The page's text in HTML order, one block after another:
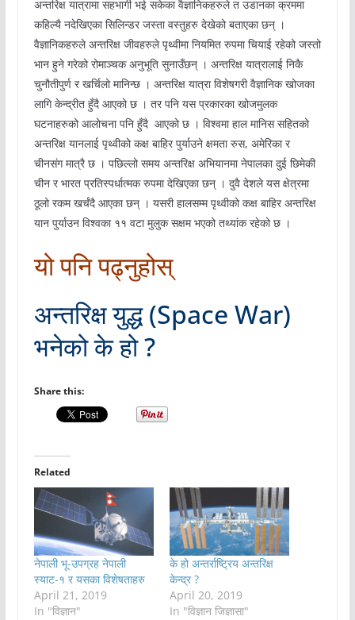
अन्तरिक्ष यात्रामा सहभागी भई सकेका वैज्ञानिकहरुले त उडानका क्रममा
कहिल्यै नदेखिएका सिलिन्डर जस्ता वस्तुहरु देखेको बताएका छन् ।
वैज्ञानिकहरुले अन्तरिक्ष जीवहरुले पृथ्वीमा नियमित रुपमा चियाई रहेको जस्तो
भान हुने गरेको रोमाञ्चक अनुभूति सुनाउँछन् । अन्तरिक्ष यात्रालाई निकै
चुनौतीपुर्ण र खर्चिलो मानिन्छ । अन्तरिक्ष यात्रा विशेषगरी वैज्ञानिक खोजका
लागि केन्द्रीत हुँदै आएको छ । तर पनि यस प्रकारका खोजमुलक
घटनाहरुको आलोचना पनि हुँदै आएको छ । विश्वमा हाल मानिस सहितको
अन्तरिक्ष यानलाई पृथ्वीको कक्ष बाहिर पुर्याउने क्षमता रुस, अमेरिका र
चीनसंग मात्रै छ । पछिल्लो समय अन्तरिक्ष अभियानमा नेपालका दुई छिमेकी
चीन र भारत प्रतिस्पर्धात्मक रुपमा देखिएका छन् । दुवै देशले यस क्षेत्रमा
ठूलो रकम खर्चंदै आएका छन् । यसरी हालसम्म पृथ्वीको कक्ष बाहिर अन्तरिक्ष
यान पुर्याउन विश्वका ११ वटा मुलुक सक्षम भएको तथ्यांक रहेको छ ।
यो पनि पढ्नुहोस्
अन्तरिक्ष युद्ध (Space War)
भनेको के हो ?
Share this:
Related
नेपाली भू-उपग्रह नेपाली
स्याट-१ र यसका विशेषताहरु
April 21, 2019
In "विज्ञान"
के हो अन्तर्राष्ट्रिय अन्तरिक्ष
केन्द्र ?
April 20, 2019
In "विज्ञान जिज्ञासा"